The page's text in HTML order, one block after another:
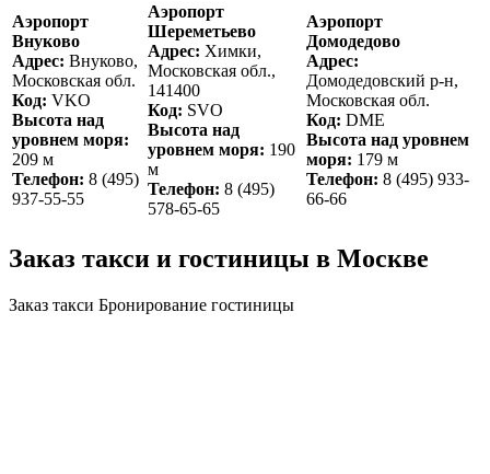
Аэропорт
Внуково
Адрес: Внуково,
Московская обл.
Код: VKO
Высота над
уровнем моря:
209 м
Телефон: 8 (495)
937-55-55
Аэропорт
Шереметьево
Адрес: Химки,
Московская обл.,
141400
Код: SVO
Высота над
уровнем моря: 190
м
Телефон: 8 (495)
578-65-65
Аэропорт
Домодедово
Адрес:
Домодедовский р-н,
Московская обл.
Код: DME
Высота над уровнем
моря: 179 м
Телефон: 8 (495) 933-
66-66
Заказ такси и гостиницы в Москве
Заказ такси Бронирование гостиницы